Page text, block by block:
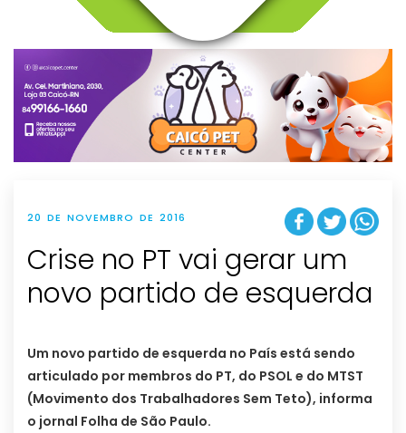
v
g
t
i
o
n
20 DE NOVEMBRO DE 2016
Crise no PT vai gerar um
novo partido de esquerda
Um novo partido de esquerda no País está sendo
articulado por membros do PT, do PSOL e do MTST
(Movimento dos Trabalhadores Sem Teto), informa
o jornal Folha de São Paulo.